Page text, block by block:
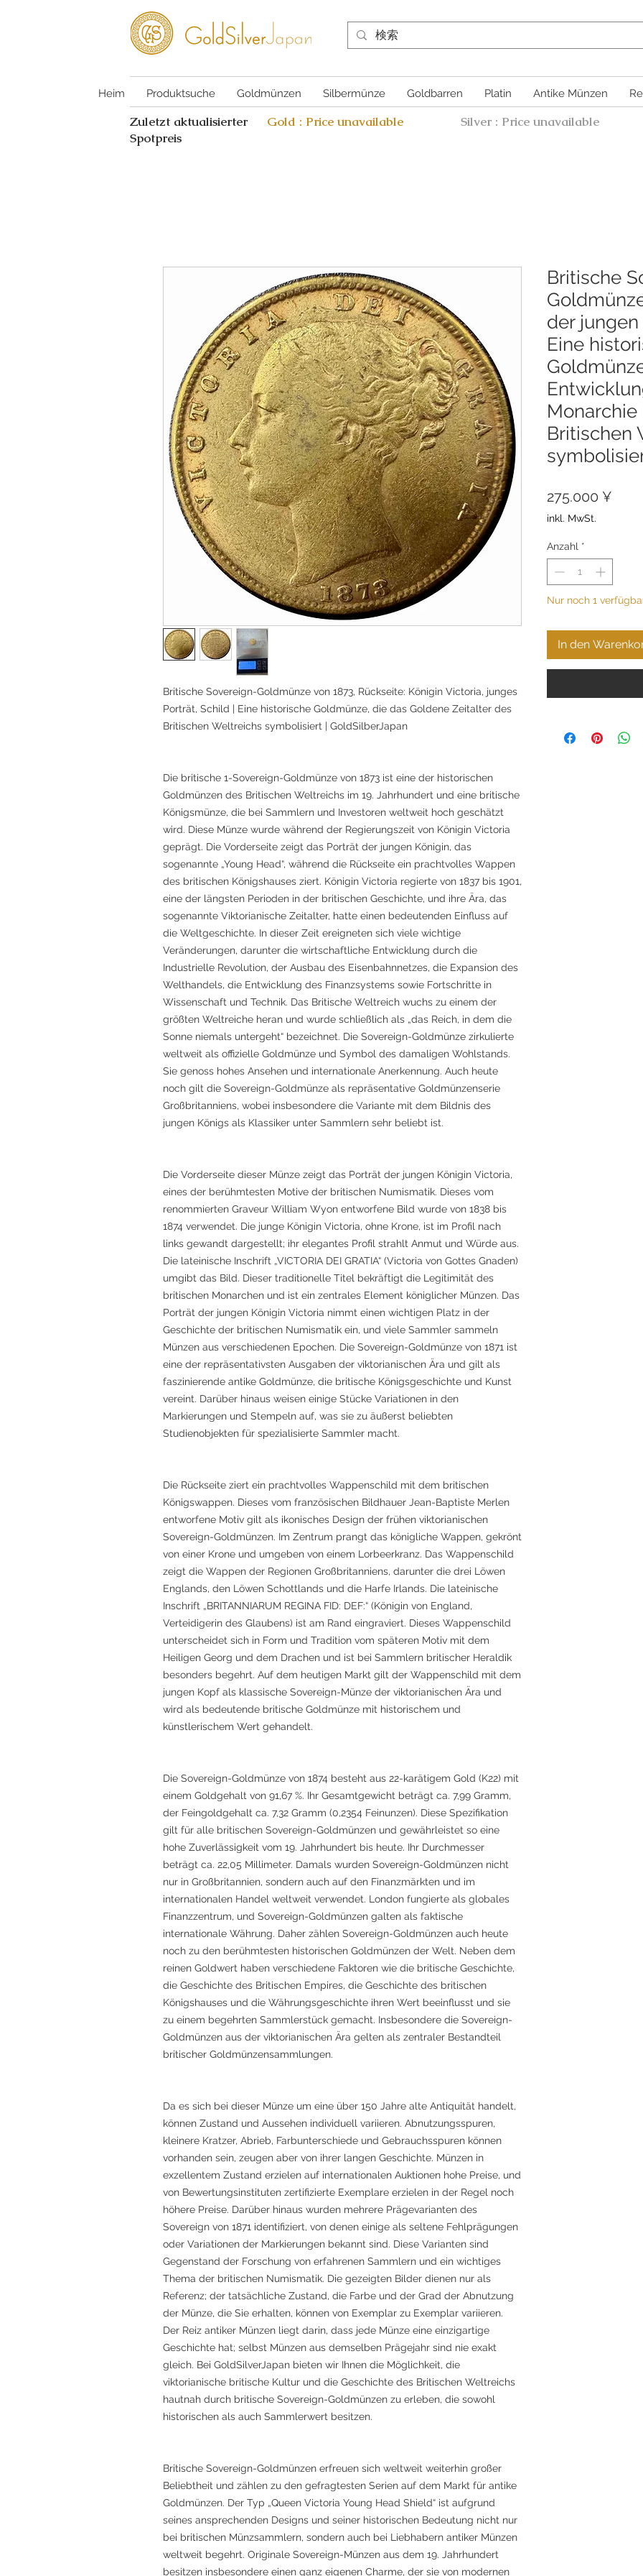
Heim Produktsuche Goldmünzen Silbermünze Goldbarren Platin Antike Münzen
Zuletzt aktualisierter
Spotpreis
Gold : Price unavailable Silver : Price unavailable
Britische Sovereign-Goldmünze von 1873, Rückseite: Königin Victoria, junges
Porträt, Schild | Eine historische Goldmünze, die das Goldene Zeitalter des
Britischen Weltreichs symbolisiert | GoldSilberJapan
Die britische 1-Sovereign-Goldmünze von 1873 ist eine der historischen
Goldmünzen des Britischen Weltreichs im 19. Jahrhundert und eine britische
Königsmünze, die bei Sammlern und Investoren weltweit hoch geschätzt
wird. Diese Münze wurde während der Regierungszeit von Königin Victoria
geprägt. Die Vorderseite zeigt das Porträt der jungen Königin, das
sogenannte „Young Head“, während die Rückseite ein prachtvolles Wappen
des britischen Königshauses ziert. Königin Victoria regierte von 1837 bis 1901,
eine der längsten Perioden in der britischen Geschichte, und ihre Ära, das
sogenannte Viktorianische Zeitalter, hatte einen bedeutenden Einfluss auf
die Weltgeschichte. In dieser Zeit ereigneten sich viele wichtige
Veränderungen, darunter die wirtschaftliche Entwicklung durch die
Industrielle Revolution, der Ausbau des Eisenbahnnetzes, die Expansion des
Welthandels, die Entwicklung des Finanzsystems sowie Fortschritte in
Wissenschaft und Technik. Das Britische Weltreich wuchs zu einem der
größten Weltreiche heran und wurde schließlich als „das Reich, in dem die
Sonne niemals untergeht“ bezeichnet. Die Sovereign-Goldmünze zirkulierte
weltweit als offizielle Goldmünze und Symbol des damaligen Wohlstands.
Sie genoss hohes Ansehen und internationale Anerkennung. Auch heute
noch gilt die Sovereign-Goldmünze als repräsentative Goldmünzenserie
Großbritanniens, wobei insbesondere die Variante mit dem Bildnis des
jungen Königs als Klassiker unter Sammlern sehr beliebt ist.
Die Vorderseite dieser Münze zeigt das Porträt der jungen Königin Victoria,
eines der berühmtesten Motive der britischen Numismatik. Dieses vom
renommierten Graveur William Wyon entworfene Bild wurde von 1838 bis
1874 verwendet. Die junge Königin Victoria, ohne Krone, ist im Profil nach
links gewandt dargestellt; ihr elegantes Profil strahlt Anmut und Würde aus.
Die lateinische Inschrift „VICTORIA DEI GRATIA“ (Victoria von Gottes Gnaden)
umgibt das Bild. Dieser traditionelle Titel bekräftigt die Legitimität des
britischen Monarchen und ist ein zentrales Element königlicher Münzen. Das
Porträt der jungen Königin Victoria nimmt einen wichtigen Platz in der
Geschichte der britischen Numismatik ein, und viele Sammler sammeln
Münzen aus verschiedenen Epochen. Die Sovereign-Goldmünze von 1871 ist
eine der repräsentativsten Ausgaben der viktorianischen Ära und gilt als
faszinierende antike Goldmünze, die britische Königsgeschichte und Kunst
vereint. Darüber hinaus weisen einige Stücke Variationen in den
Markierungen und Stempeln auf, was sie zu äußerst beliebten
Studienobjekten für spezialisierte Sammler macht.
Die Rückseite ziert ein prachtvolles Wappenschild mit dem britischen
Königswappen. Dieses vom französischen Bildhauer Jean-Baptiste Merlen
entworfene Motiv gilt als ikonisches Design der frühen viktorianischen
Sovereign-Goldmünzen. Im Zentrum prangt das königliche Wappen, gekrönt
von einer Krone und umgeben von einem Lorbeerkranz. Das Wappenschild
zeigt die Wappen der Regionen Großbritanniens, darunter die drei Löwen
Englands, den Löwen Schottlands und die Harfe Irlands. Die lateinische
Inschrift „BRITANNIARUM REGINA FID: DEF:“ (Königin von England,
Verteidigerin des Glaubens) ist am Rand eingraviert. Dieses Wappenschild
unterscheidet sich in Form und Tradition vom späteren Motiv mit dem
Heiligen Georg und dem Drachen und ist bei Sammlern britischer Heraldik
besonders begehrt. Auf dem heutigen Markt gilt der Wappenschild mit dem
jungen Kopf als klassische Sovereign-Münze der viktorianischen Ära und
wird als bedeutende britische Goldmünze mit historischem und
künstlerischem Wert gehandelt.
Die Sovereign-Goldmünze von 1874 besteht aus 22-karätigem Gold (K22) mit
einem Goldgehalt von 91,67 %. Ihr Gesamtgewicht beträgt ca. 7,99 Gramm,
der Feingoldgehalt ca. 7,32 Gramm (0,2354 Feinunzen). Diese Spezifikation
gilt für alle britischen Sovereign-Goldmünzen und gewährleistet so eine
hohe Zuverlässigkeit vom 19. Jahrhundert bis heute. Ihr Durchmesser
beträgt ca. 22,05 Millimeter. Damals wurden Sovereign-Goldmünzen nicht
nur in Großbritannien, sondern auch auf den Finanzmärkten und im
internationalen Handel weltweit verwendet. London fungierte als globales
Finanzzentrum, und Sovereign-Goldmünzen galten als faktische
internationale Währung. Daher zählen Sovereign-Goldmünzen auch heute
noch zu den berühmtesten historischen Goldmünzen der Welt. Neben dem
reinen Goldwert haben verschiedene Faktoren wie die britische Geschichte,
die Geschichte des Britischen Empires, die Geschichte des britischen
Königshauses und die Währungsgeschichte ihren Wert beeinflusst und sie
zu einem begehrten Sammlerstück gemacht. Insbesondere die Sovereign-
Goldmünzen aus der viktorianischen Ära gelten als zentraler Bestandteil
britischer Goldmünzensammlungen.
Da es sich bei dieser Münze um eine über 150 Jahre alte Antiquität handelt,
können Zustand und Aussehen individuell variieren. Abnutzungsspuren,
kleinere Kratzer, Abrieb, Farbunterschiede und Gebrauchsspuren können
vorhanden sein, zeugen aber von ihrer langen Geschichte. Münzen in
exzellentem Zustand erzielen auf internationalen Auktionen hohe Preise, und
von Bewertungsinstituten zertifizierte Exemplare erzielen in der Regel noch
höhere Preise. Darüber hinaus wurden mehrere Prägevarianten des
Sovereign von 1871 identifiziert, von denen einige als seltene Fehlprägungen
oder Variationen der Markierungen bekannt sind. Diese Varianten sind
Gegenstand der Forschung von erfahrenen Sammlern und ein wichtiges
Thema der britischen Numismatik. Die gezeigten Bilder dienen nur als
Referenz; der tatsächliche Zustand, die Farbe und der Grad der Abnutzung
der Münze, die Sie erhalten, können von Exemplar zu Exemplar variieren.
Der Reiz antiker Münzen liegt darin, dass jede Münze eine einzigartige
Geschichte hat; selbst Münzen aus demselben Prägejahr sind nie exakt
gleich. Bei GoldSilverJapan bieten wir Ihnen die Möglichkeit, die
viktorianische britische Kultur und die Geschichte des Britischen Weltreichs
hautnah durch britische Sovereign-Goldmünzen zu erleben, die sowohl
historischen als auch Sammlerwert besitzen.
Britische Sovereign-Goldmünzen erfreuen sich weltweit weiterhin großer
Beliebtheit und zählen zu den gefragtesten Serien auf dem Markt für antike
Goldmünzen. Der Typ „Queen Victoria Young Head Shield“ ist aufgrund
seines ansprechenden Designs und seiner historischen Bedeutung nicht nur
bei britischen Münzsammlern, sondern auch bei Liebhabern antiker Münzen
weltweit begehrt. Originale Sovereign-Münzen aus dem 19. Jahrhundert
besitzen insbesondere einen ganz eigenen Charme, der sie von modernen
Britische
der jungen
Eine
Britischen
275.000 ¥
inkl. MwSt.
Anzahl *
Nur noch 1
In den